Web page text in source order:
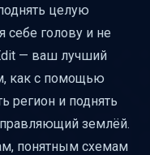
дом на 10
команды для
целую
себе голову и не
— ваш лучший
как с помощью
регион и поднять
землёй.
понятным схемам